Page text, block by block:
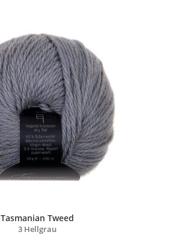
Tasmanian Tweed
3 Hellgrau